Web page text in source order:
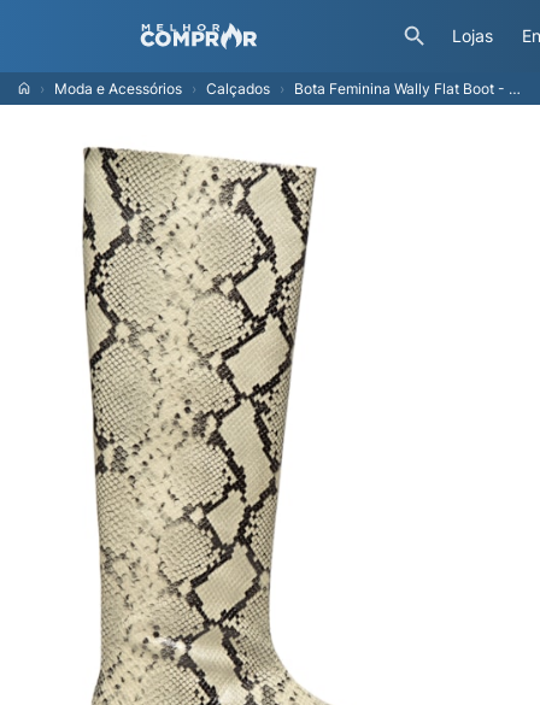
Lojas
Moda e Acessórios Calçados Bota Feminina Wally Flat Boot - Cinza